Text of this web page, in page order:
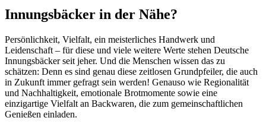
Innungsbäcker in der Nähe?
Persönlichkeit, Vielfalt, ein meisterliches Handwerk und
Leidenschaft – für diese und viele weitere Werte stehen Deutsche
Innungsbäcker seit jeher. Und die Menschen wissen das zu
schätzen: Denn es sind genau diese zeitlosen Grundpfeiler, die auch
in Zukunft immer gefragt sein werden! Genauso wie Regionalität
und Nachhaltigkeit, emotionale Brotmomente sowie eine
einzigartige Vielfalt an Backwaren, die zum gemeinschaftlichen
Genießen einladen.